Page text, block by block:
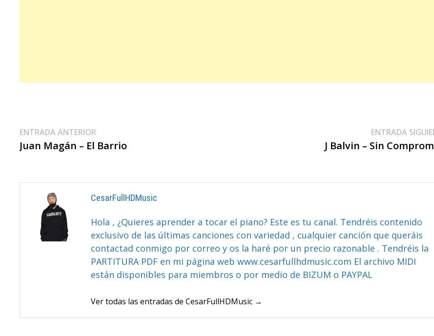
Navegación
De
ENTRADA ANTERIOR
anterior:
Juan Magán – El Barrio
ENTRADA
J Balvin – Sin
CesarFullHDMusic
Hola , ¿Quieres aprender a tocar el piano? Este es tu canal. Tendréis contenido
exclusivo de las últimas canciones con variedad , cualquier canción que queráis
contactad conmigo por correo y os la haré por un precio razonable . Tendréis la
PARTITURA PDF en mi página web www.cesarfullhdmusic.com El archivo MIDI
están disponibles para miembros o por medio de BIZUM o PAYPAL
Ver todas las entradas de CesarFullHDMusic →